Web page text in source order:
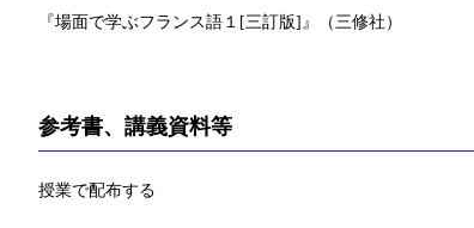
『場面で学ぶフランス語１[三訂版]』（三修社）
参考書、講義資料等
授業で配布する